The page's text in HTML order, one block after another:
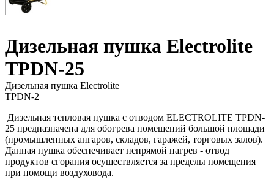
Дизельная пушка Electrolite
TPDN-25
Дизельная пушка Electrolite
TPDN-2
Дизельная тепловая пушка с отводом ELECTROLITE TPDN-
25 предназначена для обогрева помещений большой площади
(промышленных ангаров, складов, гаражей, торговых залов).
Данная пушка обеспечивает непрямой нагрев - отвод
продуктов сгорания осуществляется за пределы помещения
при помощи воздуховода.